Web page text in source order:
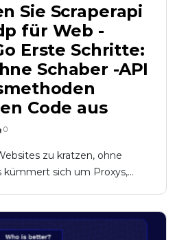
Sie Scraperapi
für Web -
Erste Schritte:
Schaber -API
Code aus
0
zu kratzen, ohne
sich um Proxys,...